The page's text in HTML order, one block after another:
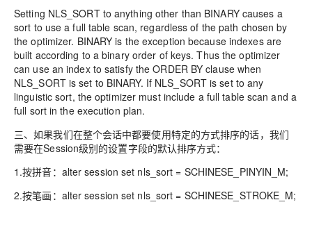
Setting NLS_SORT to anything other than BINARY causes a
sort to use a full table scan, regardless of the path chosen by
the optimizer. BINARY is the exception because indexes are
built according to a binary order of keys. Thus the optimizer
can use an index to satisfy the ORDER BY clause when
NLS_SORT is set to BINARY. If NLS_SORT is set to any
linguistic sort, the optimizer must include a full table scan and a
full sort in the execution plan.
三、如果我们在整个会话中都要使用特定的方式排序的话，我们
需要在Session级别的设置字段的默认排序方式：
1.按拼音：alter session set nls_sort = SCHINESE_PINYIN_M;
2.按笔画：alter session set nls_sort = SCHINESE_STROKE_M;